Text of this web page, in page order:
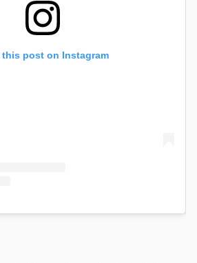
this post on Instagram